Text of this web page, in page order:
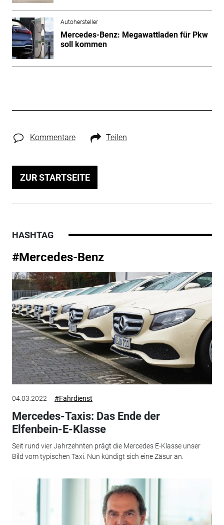
Autohersteller
Mercedes-Benz: Megawattladen für Pkw
soll kommen
Kommentare Teilen
ZUR STARTSEITE
HASHTAG
#Mercedes-Benz
04.03.2022 #Fahrdienst
Mercedes-Taxis: Das Ende der
Elfenbein-E-Klasse
Seit rund vier Jahrzehnten prägt die Mercedes E-Klasse unser
Bild vom typischen Taxi. Nun kündigt sich eine Zäsur an.